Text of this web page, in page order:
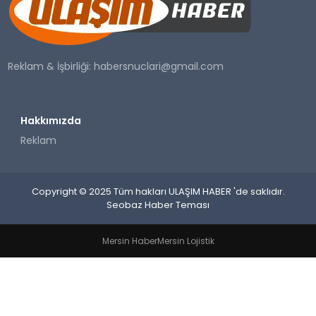
SAĞLIK
YAŞAM
Reklam & İşbirliği:habersnuclari@gmail.com
Hakkımızda
Reklam
Copyright © 2025 Tüm hakları ULAŞIM HABER 'de saklıdır.
Seobaz Haber Teması
Mersin HaberMersin Lojistik